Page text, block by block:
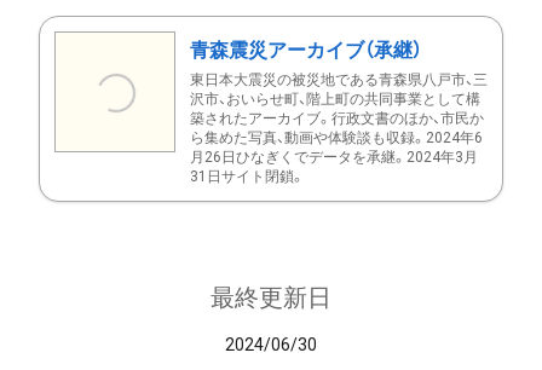
青森震災アーカイブ（承継）
東日本大震災の被災地である青森県八戸市、三
沢市、おいらせ町、階上町の共同事業として構
築されたアーカイブ。行政文書のほか、市民か
ら集めた写真、動画や体験談も収録。2024年6
月26日ひなぎくでデータを承継。2024年3月
31日サイト閉鎖。
最終更新日
2024/06/30